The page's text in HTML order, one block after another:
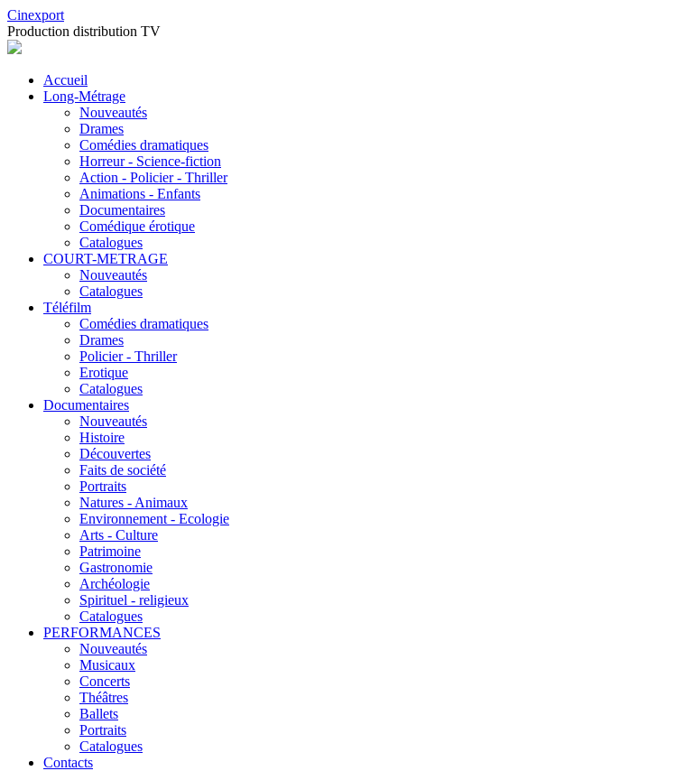
Cinexport
Production distribution TV
Accueil
Long-Métrage
Nouveautés
Drames
Comédies dramatiques
Horreur - Science-fiction
Action - Policier - Thriller
Animations - Enfants
Documentaires
Comédique érotique
Catalogues
COURT-METRAGE
Nouveautés
Catalogues
Téléfilm
Comédies dramatiques
Drames
Policier - Thriller
Erotique
Catalogues
Documentaires
Nouveautés
Histoire
Découvertes
Faits de société
Portraits
Natures - Animaux
Environnement - Ecologie
Arts - Culture
Patrimoine
Gastronomie
Archéologie
Spirituel - religieux
Catalogues
PERFORMANCES
Nouveautés
Musicaux
Concerts
Théâtres
Ballets
Portraits
Catalogues
Contacts